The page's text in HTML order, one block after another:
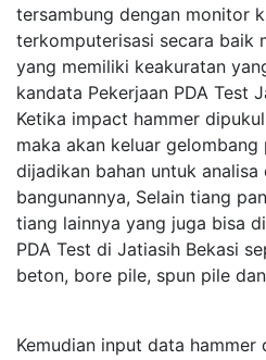
tersambung dengan monitor
terkomputerisasi secara baik
yang memiliki keakuratan
kandata Pekerjaan PDA Test
Ketika impact hammer
maka akan keluar
dijadikan bahan untuk analisa
bangunannya, Selain tiang
tiang lainnya yang juga bisa
PDA Test di Jatiasih Bekasi
beton, bore pile, spun pile
Kemudian input data hammer